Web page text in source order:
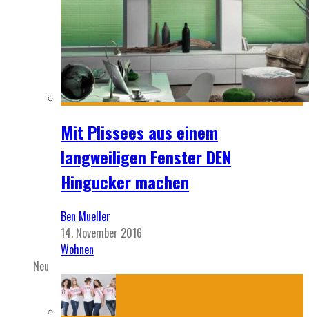
Mit Plissees aus einem
langweiligen Fenster DEN
Hingucker machen
Ben Mueller
14. November 2016
Wohnen
Neu